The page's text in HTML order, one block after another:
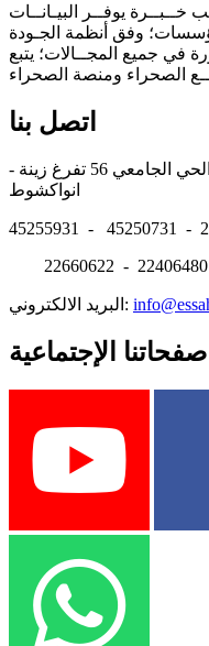
خــبــرة يوفــر البيـانــات
وفق أنظمة الجـودة
في جميع المجــالات؛ يتبع
اتصل بنا
المقر: شارع نيلسون مانيدلا - الحي الجامعي 56 تفرغ زينة -
22660622 - 22406480
البريد الالكتروني:
صفحاتنا الإجتماعية